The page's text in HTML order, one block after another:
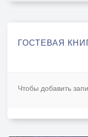
ГОСТЕВАЯ
Чтобы добавить